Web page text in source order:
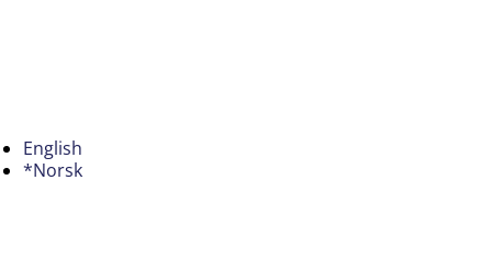
English
*Norsk